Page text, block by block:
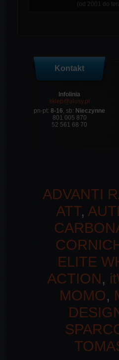
(od 2001 do
Kontakt
Infolinia
sklep@alusy.pl
pn-pt: 8-16, sb: Nieczynne
801 005 870
52 561 68 70
ADVANTI
ATT,
ELITE
ACTION,
MOMO,